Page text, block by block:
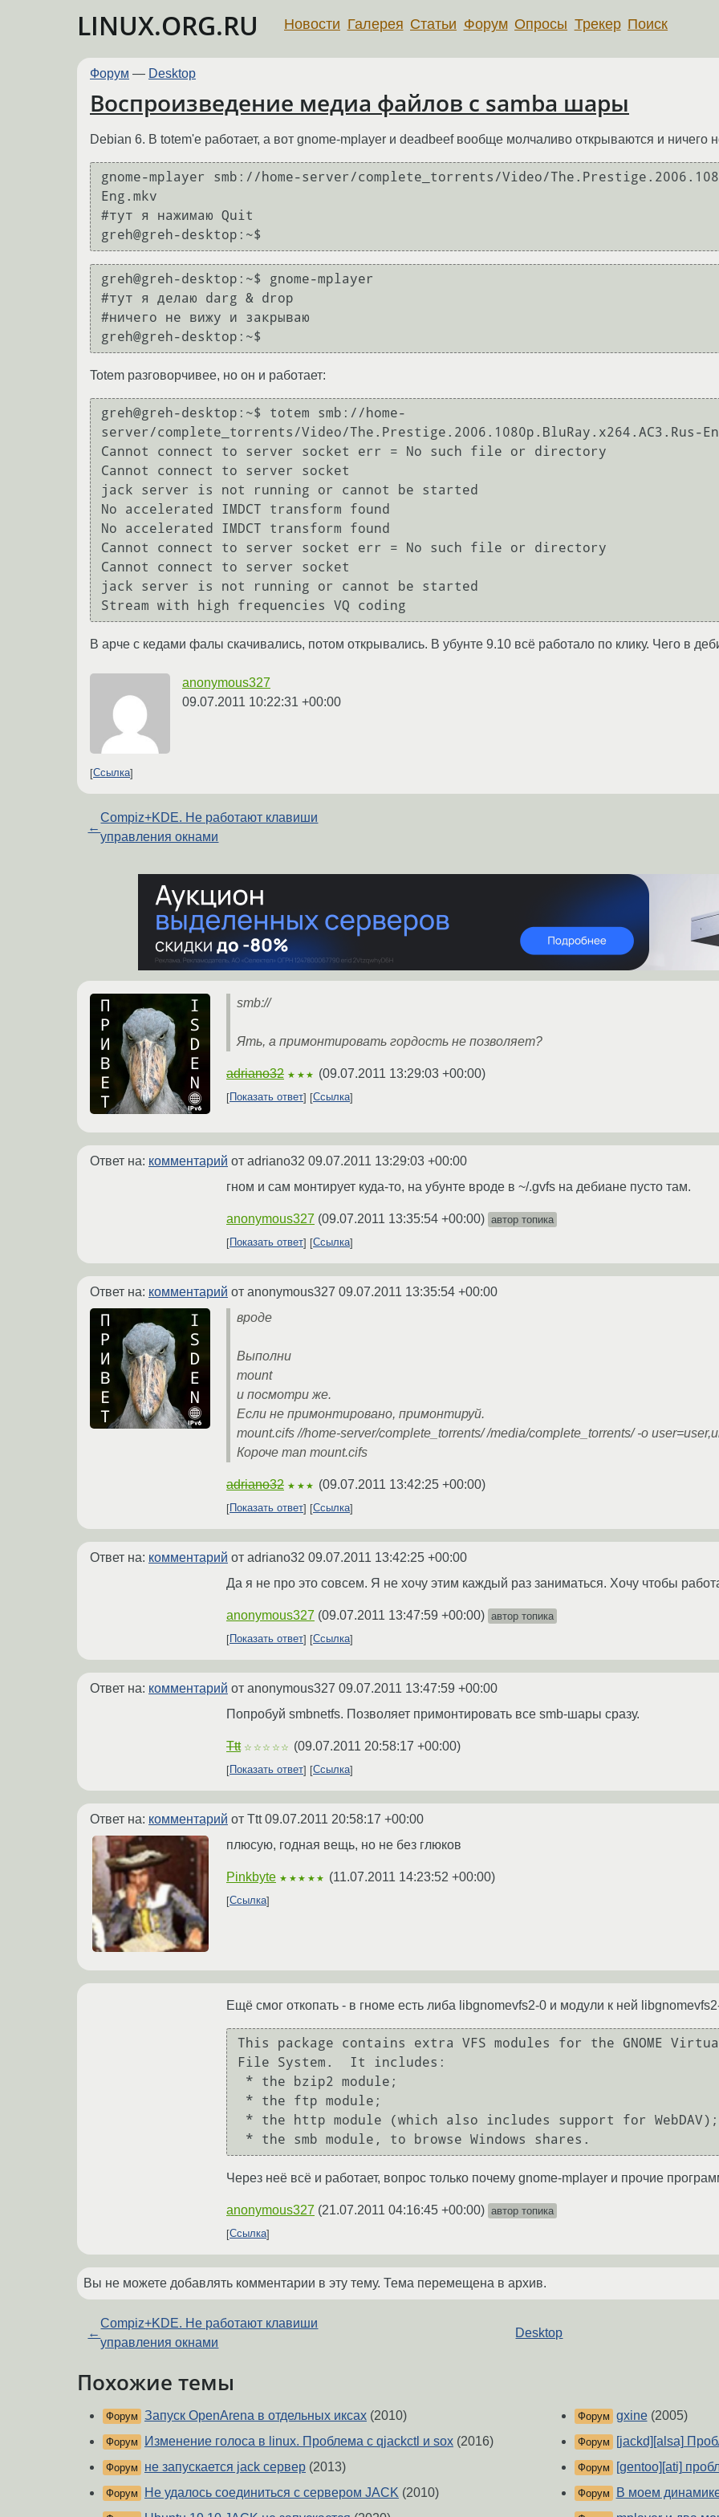
LINUX.ORG.RU Новости Галерея Статьи Форум Опросы Трекер Поиск
Форум — Desktop
Воспроизведение медиа файлов с samba шары
Debian 6. В totem'е работает, а вот gnome-mplayer и deadbeef вообще молчаливо открываются и ничего
gnome-mplayer smb://home-server/complete_torrents/Video/
Eng.mkv
#тут я нажимаю Quit
greh@greh-desktop:~$
greh@greh-desktop:~$ gnome-mplayer
#тут я делаю darg & drop
#ничего не вижу и закрываю
Totem разговорчивее, но он и работает:
greh@greh-desktop:~$ totem smb://home-
server/complete_torrents/Video/The.Prestige.2006.1080p.BluRay.x264.AC3.Rus-
Cannot connect to server socket err = No such file or directory
Cannot connect to server socket
jack server is not running or cannot be started
No accelerated IMDCT transform found
No accelerated IMDCT transform found
Cannot connect to server socket err = No such file or directory
Cannot connect to server socket
jack server is not running or cannot be started
Stream with high frequencies VQ coding
В арче с кедами фалы скачивались, потом открывались. В убунте 9.10 всё работало по клику. Чего в
anonymous327
09.07.2011 10:22:31 +00:00
Ссылка
←
Compiz+KDE. Не работают клавиши
управления окнами
smb://
Ять, а примонтировать гордость не позволяет?
adriano32 ★★★ (09.07.2011 13:29:03 +00:00)
Показать ответ Ссылка
Ответ на: комментарий от adriano32 09.07.2011 13:29:03 +00:00
гном и сам монтирует куда-то, на убунте вроде в ~/.gvfs на дебиане пусто там.
anonymous327 (09.07.2011 13:35:54 +00:00) автор топика
Показать ответ
Ссылка
Ответ на: комментарий от anonymous327 09.07.2011 13:35:54 +00:00
вроде
Выполни
mount
и посмотри же.
Если не примонтировано, примонтируй.
mount.cifs //home-server/complete_torrents/ /media/complete_torrents/ -o
Короче man mount.cifs
adriano32 ★★★ (09.07.2011 13:42:25 +00:00)
Показать ответ Ссылка
Ответ на: комментарий от adriano32 09.07.2011 13:42:25 +00:00
Да я не про это совсем. Я не хочу этим каждый раз заниматься. Хочу чтобы
anonymous327 (09.07.2011 13:47:59 +00:00) автор топика
Показать ответ
Ссылка
Ответ на: комментарий от anonymous327 09.07.2011 13:47:59 +00:00
Попробуй smbnetfs. Позволяет примонтировать все smb-шары сразу.
Ttt ☆☆☆☆☆ (09.07.2011 20:58:17 +00:00)
Показать ответ Ссылка
Ответ на: комментарий от Ttt09.07.2011 20:58:17 +00:00
плюсую, годная вещь, но не без глюков
Pinkbyte ★★★★★ (11.07.2011 14:23:52 +00:00)
Ссылка
Ещё смог откопать - в гноме есть либа libgnomevfs2-0 и модули к ней
This package contains extra VFS modules for the GNOME
File System.  It includes:
* the smb module, to browse Windows shares.
Через неё всё и работает, вопрос только почему gnome-mplayer и прочие
anonymous327 (21.07.2011 04:16:45 +00:00) автор топика
Ссылка
Вы не можете добавлять комментарии в эту тему. Тема перемещена в архив.
←
Compiz+KDE. Не работают клавиши
управления окнами
Desktop
Похожие темы
Форум Запуск OpenArena в отдельных иксах (2010)
Форум Изменение голоса в linux. Проблема с qjackctl и sox (2016)
Форум не запускается jack сервер (2013)
Форум Не удалось соединиться с сервером JACK (2010)
Форум gxine(2005)
Форум [jackd][alsa]
Форум [gentoo][ati]
Форум В моем